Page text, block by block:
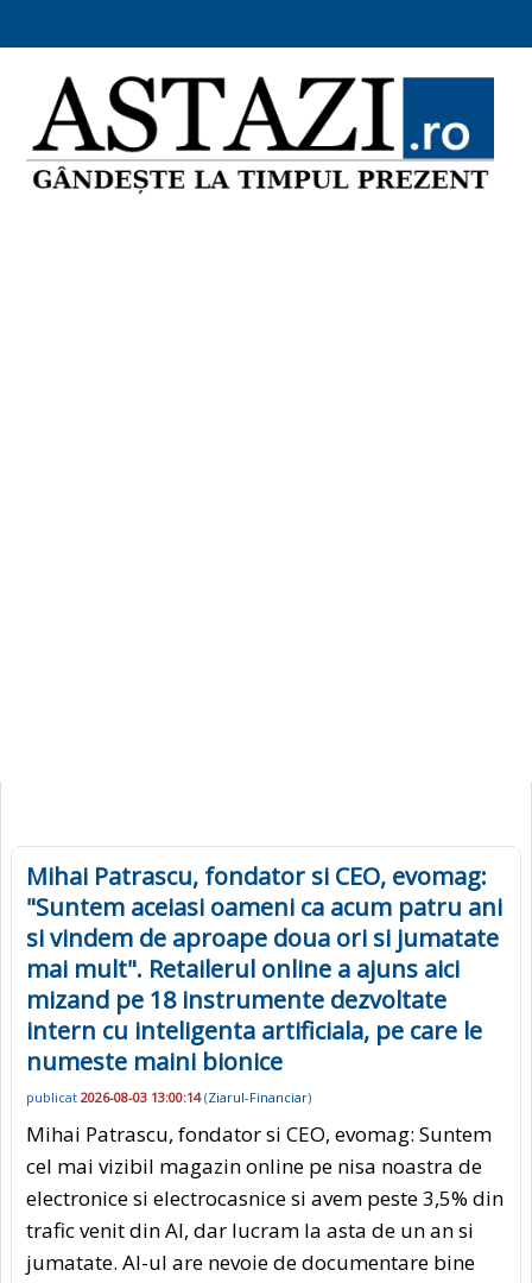
Mihai Patrascu, fondator si CEO, evomag:
"Suntem aceiasi oameni ca acum patru ani
si vindem de aproape doua ori si jumatate
mai mult". Retailerul online a ajuns aici
mizand pe 18 instrumente dezvoltate
intern cu inteligenta artificiala, pe care le
numeste maini bionice
publicat 2026-08-03 13:00:14(Ziarul-Financiar)
Mihai Patrascu, fondator si CEO, evomag: Suntem
cel mai vizibil magazin online pe nisa noastra de
electronice si electrocasnice si avem peste 3,5% din
trafic venit din AI, dar lucram la asta de un an si
jumatate. AI-ul are nevoie de documentare bine